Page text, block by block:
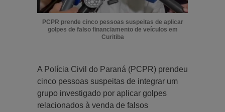
PCPR prende cinco pessoas suspeitas de aplicar
golpes de falso financiamento de veículos em
Curitiba
A Polícia Civil do Paraná (PCPR) prendeu
cinco pessoas suspeitas de integrar um
grupo investigado por aplicar golpes
relacionados à venda de falsos